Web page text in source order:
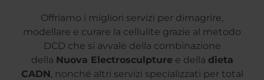
Offriamo i migliori servizi per dimagrire,
modellare e curare la cellulite grazie al metodo
DCD che si avvale della combinazione
della Nuova Electrosculpturee della dieta
CADN, nonché altri servizi specializzati per total